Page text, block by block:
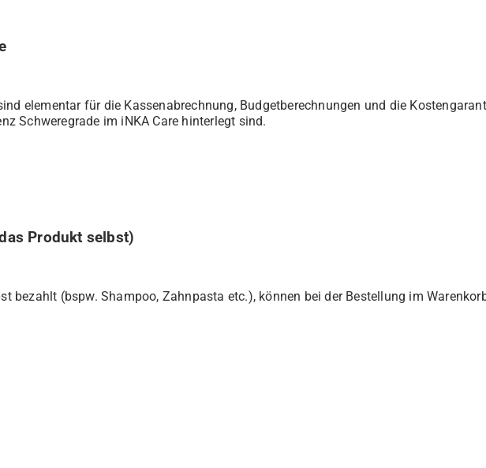
elementar für die Kassenabrechnung, Budgetberechnungen und die
Schweregrade im iNKA Care hinterlegt sind.
Produkt selbst)
bezahlt (bspw. Shampoo, Zahnpasta etc.), können bei der Bestellung im